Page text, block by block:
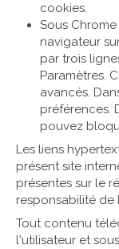
cookies.
Sous
navigateur
par trois
Paramètres.
avancés.
préférences.
pouvez
Les liens
présent site
présentes sur le
responsabilité de
Tout contenu
l'utilisateur et